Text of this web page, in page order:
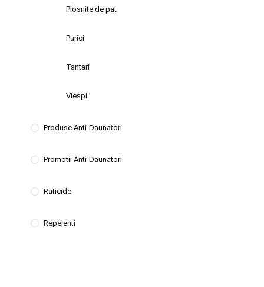
Plosnite de pat
Purici
Tantari
Viespi
Produse Anti-Daunatori
Promotii Anti-Daunatori
Raticide
Repelenti